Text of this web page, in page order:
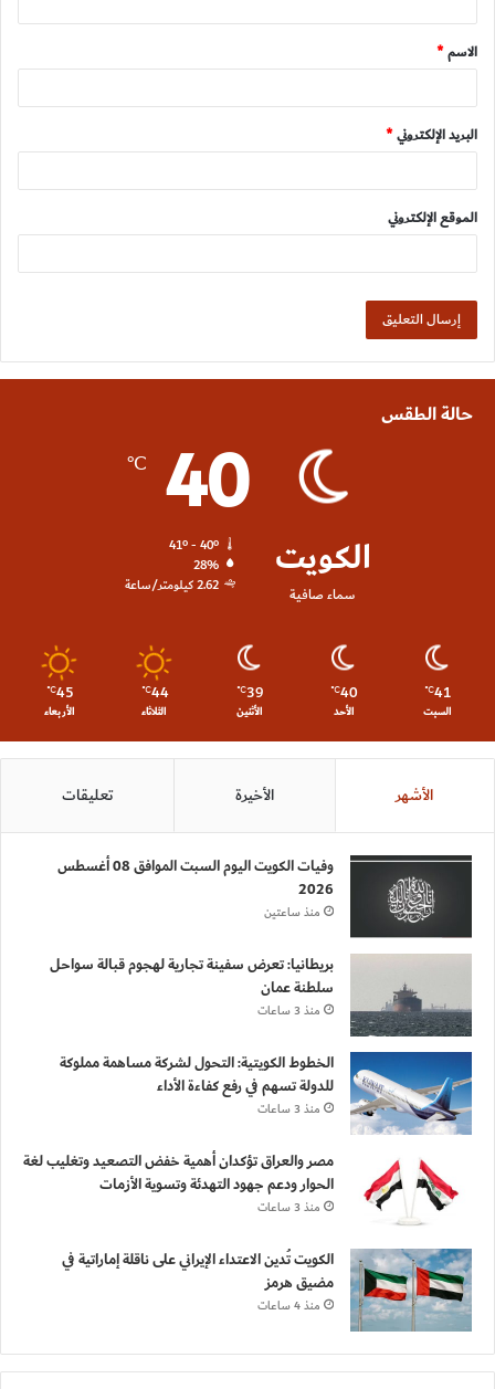
ق
*
الاسم*
البريد الإلكتروني*
الموقع الإلكتروني
حالة الطقس
الكويت
سماء صافية
40
℃
41º - 40º
28%
2.62 كيلومتر/ساعة
41
℃
السبت
40
℃
الأحد
39
℃
الأثنين
44
℃
الثلاثاء
45
℃
الأربعاء
الأشهر الأخيرة تعليقات
وفيات الكويت اليوم السبت الموافق 08 أغسطس
2026
منذ ساعتين
بريطانيا: تعرض سفينة تجارية لهجوم قبالة سواحل
سلطنة عمان
منذ 3 ساعات
الخطوط الكويتية: التحول لشركة مساهمة مملوكة
للدولة تسهم في رفع كفاءة الأداء
منذ 3 ساعات
مصر والعراق تؤكدان أهمية خفض التصعيد وتغليب لغة
الحوار ودعم جهود التهدئة وتسوية الأزمات
منذ 3 ساعات
الكويت تُدين الاعتداء الإيراني على ناقلة إماراتية في
مضيق هرمز
منذ 4 ساعات